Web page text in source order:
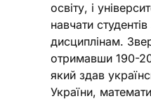
освіту, і
навчати
дисциплінам.
отримавши 190-
який здав
України,